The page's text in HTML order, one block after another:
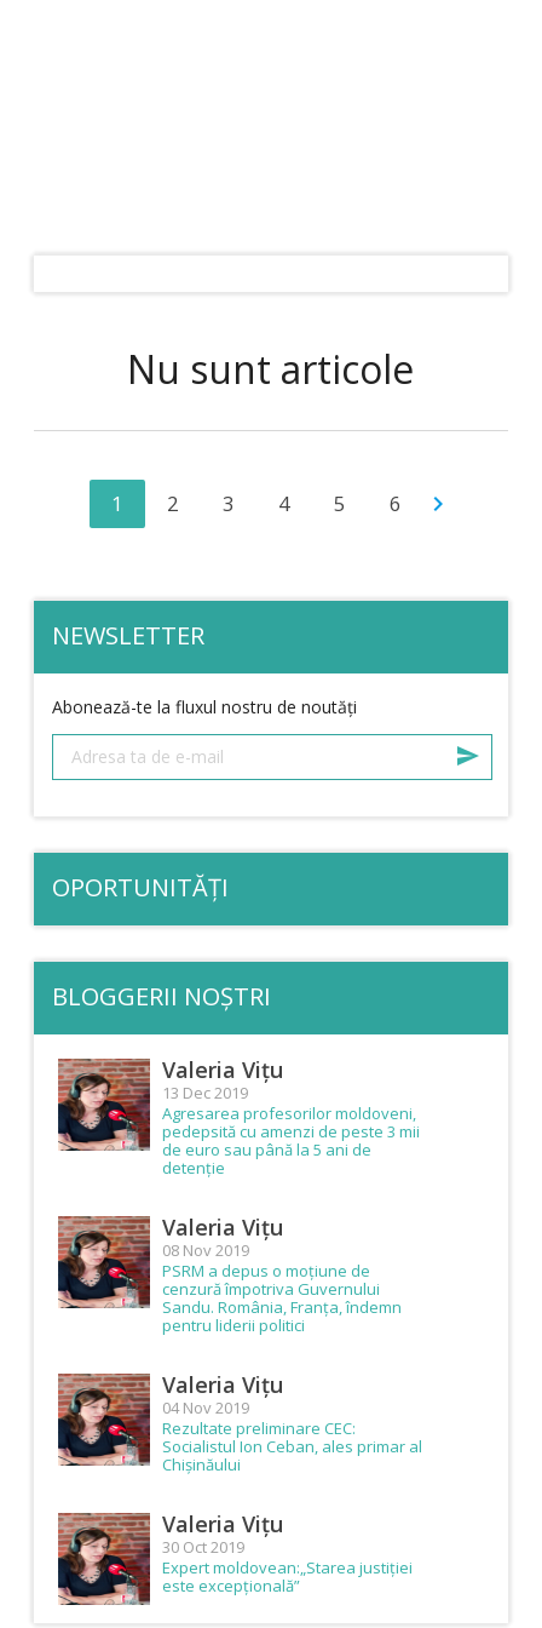
Nu sunt articole
1 2 3 4 5 6 chevron_right
NEWSLETTER
Abonează-te la fluxul nostru de noutăți
OPORTUNITĂȚI
BLOGGERII NOȘTRI
Valeria Vițu
13 Dec 2019
Agresarea profesorilor moldoveni,
pedepsită cu amenzi de peste 3 mii
de euro sau până la 5 ani de
detenție
Valeria Vițu
08 Nov 2019
PSRM a depus o moțiune de
cenzură împotriva Guvernului
Sandu. România, Franța, îndemn
pentru liderii politici
Valeria Vițu
04 Nov 2019
Rezultate preliminare CEC:
Socialistul Ion Ceban, ales primar al
Chișinăului
Valeria Vițu
30 Oct 2019
Expert moldovean:„Starea justiției
este excepțională”